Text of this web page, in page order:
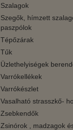
Szalagok
Szegők, hímzett
paszpólok
Tépőzárak
Tűk
Üzlethelyiségek
Varrókellékek
Varrókészlet
Vasalható strasszkő-
Zsebkendők
Zsinórok , madzagok